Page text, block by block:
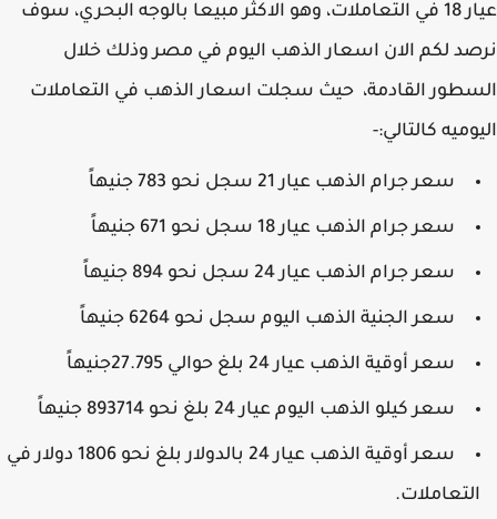
عيار 18 في التعاملات، وهو الاكثر مبيعا بالوجه البحري، سوف
لكم الان اسعار الذهب اليوم في مصر وذلك خلال
القادمة، حيث سجلت اسعار الذهب في التعاملات
كالتالي:-
سعر جرام الذهب عيار 21 سجل نحو 783 جنيهاً
سعر جرام الذهب عيار 18 سجل نحو 671 جنيهاً
سعر جرام الذهب عيار 24 سجل نحو 894 جنيهاً
سعر الجنية الذهب اليوم سجل نحو 6264 جنيهاً
سعر أوقية الذهب عيار 24 بلغ حوالي 27.795جنيهاً
سعر كيلو الذهب اليوم عيار 24 بلغ نحو 893714 جنيهاً
سعر أوقية الذهب عيار 24 بالدولار بلغ نحو 1806 دولار في